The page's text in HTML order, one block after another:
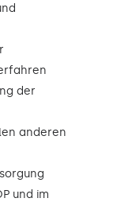
der
anderen
und im